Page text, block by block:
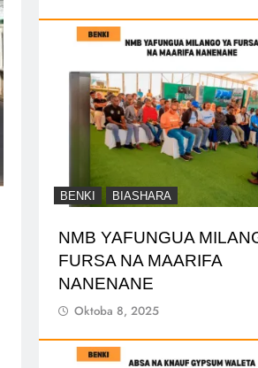
BENKI BIASHARA
NMB YAFUNGUA
FURSA NA MAARIFA
NANENANE
Oktoba 8, 2025